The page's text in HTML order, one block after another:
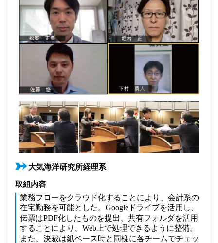
大気海洋研究所経理系
取組内容
業務フローをクラウド化することにより、会計系の
在宅勤務を可能とした。Googleドライブを活用し、
伝票はPDF化したものを提出、共有フォルダを活用
することにより、Web上で処理できるように整備。
また、決裁は紙ベース時と同様に各チームでチェッ